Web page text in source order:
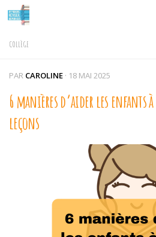
Skip to content
COLLÈGE
PAR CAROLINE · 18 MAI 2025
6 manières d’aider les enfants
leçons